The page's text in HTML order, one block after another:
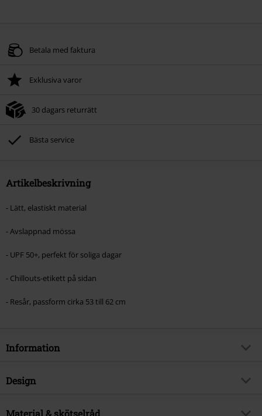
Betala med faktura
Exklusiva varor
30 dagars returrätt
Bästa service
Artikelbeskrivning
- Lätt, elastiskt material
- Avslappnad mössa
- UPF 50+, perfekt för soliga dagar
- Chillouts-etikett på sidan
- Resår, passform cirka 53 till 62 cm
Information
Artikelnummer
Brand
Design
Produkttyp
Material & skötselråd